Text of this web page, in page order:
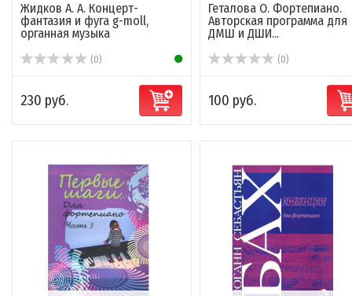
Жидков А. А. Концерт-
фантазия и фуга g-moll,
органная музыка
(0)
230 руб.
Геталова О. Фортепиано.
Авторская программа для
ДМШ и ДШИ...
(0)
100 руб.